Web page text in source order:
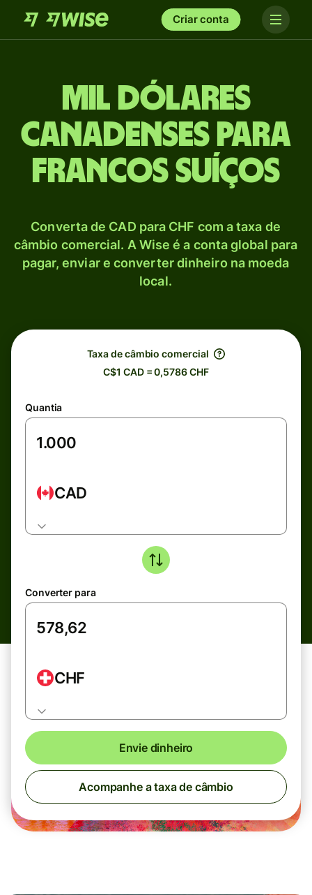
Criar conta
mil Dólares
canadenses para
Francos suíços
Converta de CAD para CHF com a taxa de
câmbio comercial. A Wise é a conta global para
pagar, enviar e converter dinheiro na moeda
local.
Taxa de câmbio comercial
C$1 CAD = 0,5786 CHF
Quantia
CAD
Converter para
CHF
Envie dinheiro
Acompanhe a taxa de câmbio